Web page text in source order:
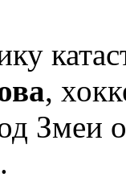
,
Змеи